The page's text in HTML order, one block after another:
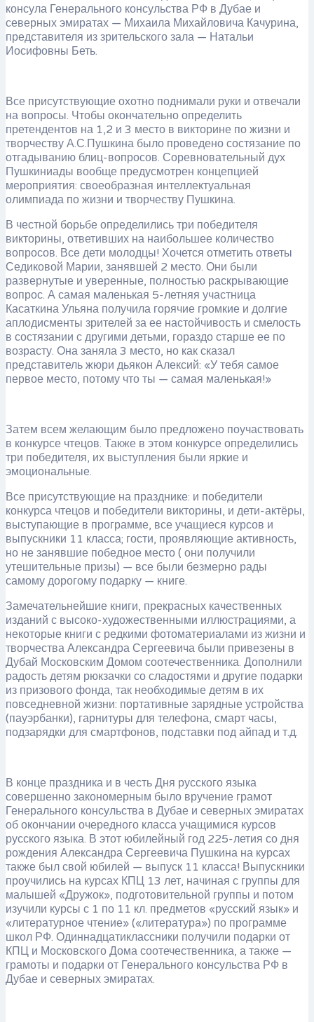
консула Генерального консульства РФ в Дубае и
северных эмиратах — Михаила Михайловича Качурина,
представителя из зрительского зала — Натальи
Иосифовны Беть.
Все присутствующие охотно поднимали руки и отвечали
на вопросы. Чтобы окончательно определить
претендентов на 1,2 и 3 место в викторине по жизни и
творчеству А.С.Пушкина было проведено состязание по
отгадыванию блиц-вопросов. Соревновательный дух
Пушкиниады вообще предусмотрен концепцией
мероприятия: своеобразная интеллектуальная
олимпиада по жизни и творчеству Пушкина.
В честной борьбе определились три победителя
викторины, ответивших на наибольшее количество
вопросов. Все дети молодцы! Хочется отметить ответы
Седиковой Марии, занявшей 2 место. Они были
развернутые и уверенные, полностью раскрывающие
вопрос. А самая маленькая 5-летняя участница
Касаткина Ульяна получила горячие громкие и долгие
аплодисменты зрителей за ее настойчивость и смелость
в состязании с другими детьми, гораздо старше ее по
возрасту. Она заняла 3 место, но как сказал
представитель жюри дьякон Алексий: «У тебя самое
первое место, потому что ты — самая маленькая!»
Затем всем желающим было предложено поучаствовать
в конкурсе чтецов. Также в этом конкурсе определились
три победителя, их выступления были яркие и
эмоциональные.
Все присутствующие на празднике: и победители
конкурса чтецов и победители викторины, и дети-актёры,
выступающие в программе, все учащиеся курсов и
выпускники 11 класса; гости, проявляющие активность,
но не занявшие победное место ( они получили
утешительные призы) — все были безмерно рады
самому дорогому подарку — книге.
Замечательнейшие книги, прекрасных качественных
изданий с высоко-художественными иллюстрациями, а
некоторые книги с редкими фотоматериалами из жизни и
творчества Александра Сергеевича были привезены в
Дубай Московским Домом соотечественника. Дополнили
радость детям рюкзачки со сладостями и другие подарки
из призового фонда, так необходимые детям в их
повседневной жизни: портативные зарядные устройства
(пауэрбанки), гарнитуры для телефона, смарт часы,
подзарядки для смартфонов, подставки под айпад и т.д.
В конце праздника и в честь Дня русского языка
совершенно закономерным было вручение грамот
Генерального консульства в Дубае и северных эмиратах
об окончании очередного класса учащимися курсов
русского языка. В этот юбилейный год 225-летия со дня
рождения Александра Сергеевича Пушкина на курсах
также был свой юбилей — выпуск 11 класса! Выпускники
проучились на курсах КПЦ 13 лет, начиная с группы для
малышей «Дружок», подготовительной группы и потом
изучили курсы с 1 по 11 кл. предметов «русский язык» и
«литературное чтение» («литература») по программе
школ РФ. Одиннадцатиклассники получили подарки от
КПЦ и Московского Дома соотечественника, а также —
грамоты и подарки от Генерального консульства РФ в
Дубае и северных эмиратах.